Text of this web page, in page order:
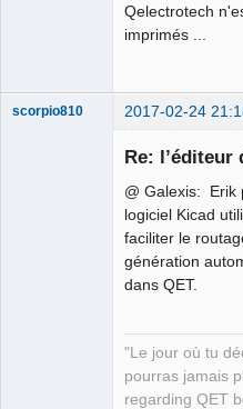
Qelectrotech
imprimés ...
scorpio810 2017-02-24
Re: l’éditeur
@ Galexis: Erik
logiciel Kicad
faciliter le
génération
dans QET.
"Le jour où tu
pourras jamais
regarding QET